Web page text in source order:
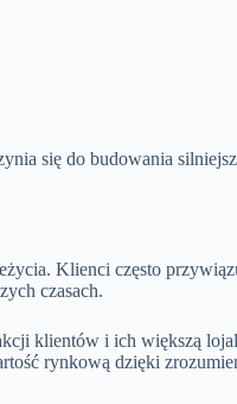
się do budowania
Klienci często
czasach.
klientów i ich większą
rynkową dzięki